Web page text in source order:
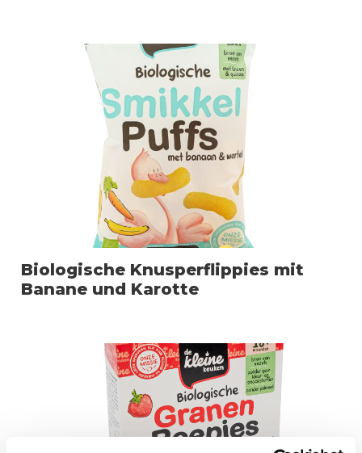
Biologische Knusperflippies mit
Banane und Karotte